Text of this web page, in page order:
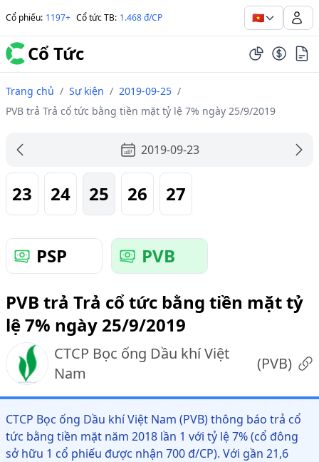
Cổ phiếu: 1197+ Cổ tức TB: 1.468 đ/CP 🇻🇳
Cổ Tức
Trang chủ / Sự kiện / 2019-09-25 /
PVB trả Trả cổ tức bằng tiền mặt tỷ lệ 7% ngày 25/9/2019
2019-09-23
23 24 25 26 27
PSP
PVB
PVB trả Trả cổ tức bằng tiền mặt tỷ
lệ 7% ngày 25/9/2019
CTCP Bọc ống Dầu khí Việt
Nam
(PVB)
CTCP Bọc ống Dầu khí Việt Nam (PVB) thông báo trả cổ
tức bằng tiền mặt năm 2018 lần 1 với tỷ lệ 7% (cổ đông
sở hữu 1 cổ phiếu được nhận 700 đ/CP). Với gần 21,6